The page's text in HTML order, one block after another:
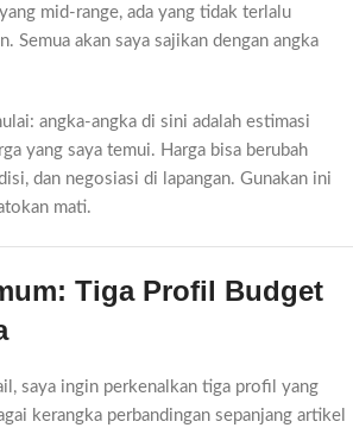
mid-range, ada yang tidak terlalu
Semua akan saya sajikan dengan angka
angka-angka di sini adalah estimasi
yang saya temui. Harga bisa berubah
dan negosiasi di lapangan. Gunakan ini
mati.
Tiga Profil Budget
saya ingin perkenalkan tiga profil yang
kerangka perbandingan sepanjang artikel